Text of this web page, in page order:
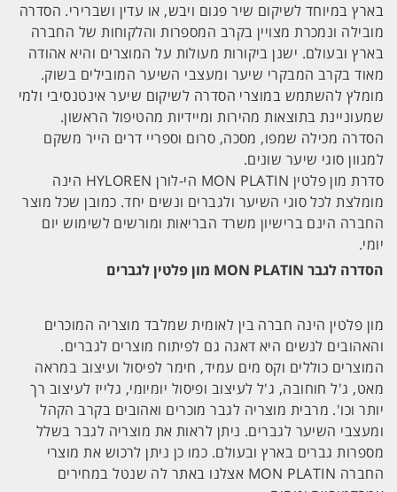
בארץ במיוחד לשיקום שיר פגום ויבש, או עדין ושברירי. הסדרה
מובילה ונמכרת מצויין בקרב המספרות והלקוחות של החברה
בארץ ובעולם. ישנן ביקורות מעולות על המוצרים והיא אהודה
מאוד בקרב המבקרי שיער ומעצבי השיער המובילים בשוק.
מומלץ להשתמש במוצרי הסדרה לשיקום שיער אינטנסיבי ולמי
שמעוניינת בתוצאות מהירות ומיידיות מהטיפול הראשון.
הסדרה מכילה שמפו, מסכה, סרום וספריי דרים הייר משקם
למגוון סוגי שיער שונים.
סדרת מון פלטין MON PLATIN הי-לורן HYLOREN הינה
מומלצת לכל סוגי השיער ולגברים ונשים יחד. כמובן שכל מוצר
החברה הינם ברישיון משרד הבריאות ומורשים לשימוש יום
יומי.
הסדרה לגבר MON PLATIN מון פלטין לגברים
מון פלטין הינה חברה בין לאומית שמלבד מוצריה המוכרים
והאהובים לנשים היא דאגה גם לפיתוח מוצרים לגברים.
המוצרים כוללים וקס מים עמיד, חימר לפיסול ועיצוב במראה
מאט, ג'ל חוחובה, ג'ל לעיצוב ופיסול יומיומי, גלייז לעיצוב רך
יותר וכו'. מרבית מוצריה לגבר מוכרים ואהובים בקרב הקהל
ומעצבי השיער לגברים. ניתן לראות את מוצריה לגבר בשלל
מספרות גברים בארץ ובעולם. כמו כן ניתן לרכוש את מוצרי
החברה MON PLATIN אצלנו באתר לה שנטל במחירים